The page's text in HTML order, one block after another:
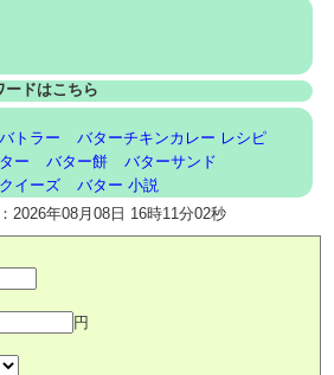
ードはこちら
トラー
バターチキンカレー レシピ
ー バター餅
バターサンド
イーズ
バター 小説
2026年08月08日 16時11分02秒
円